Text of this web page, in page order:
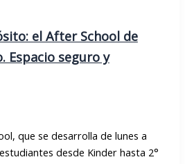
el After School de
Espacio seguro y
que se desarrolla de lunes a
desde Kinder hasta 2°